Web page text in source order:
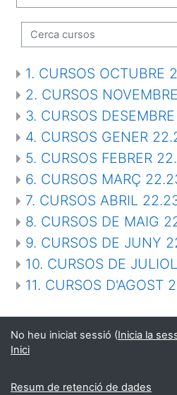
Cerca cursos
1. CURSOS OCTUBRE
2. CURSOS
3. CURSOS
4. CURSOS GENER
5. CURSOS FEBRER
6. CURSOS MARÇ
7. CURSOS ABRIL
8. CURSOS DE MAIG
9. CURSOS DE JUNY
10. CURSOS DE
11. CURSOS D'AGOST
No heu iniciat sessió (Inicia la
Inici
Resum de retenció de dades